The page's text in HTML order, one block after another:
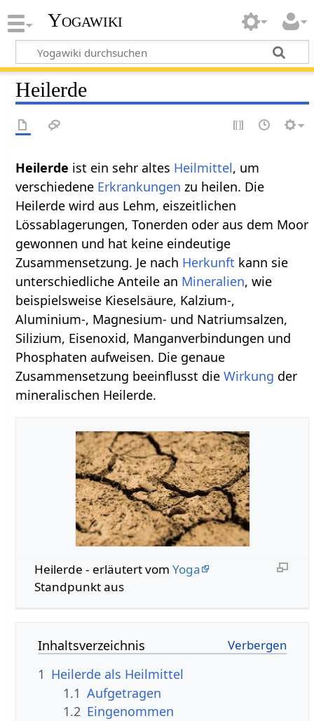
Yogawiki
Heilerde
Heilerde ist ein sehr altes Heilmittel, um
verschiedene Erkrankungen zu heilen. Die
Heilerde wird aus Lehm, eiszeitlichen
Lössablagerungen, Tonerden oder aus dem Moor
gewonnen und hat keine eindeutige
Zusammensetzung. Je nach Herkunft kann sie
unterschiedliche Anteile an Mineralien, wie
beispielsweise Kieselsäure, Kalzium-,
Aluminium-, Magnesium- und Natriumsalzen,
Silizium, Eisenoxid, Manganverbindungen und
Phosphaten aufweisen. Die genaue
Zusammensetzung beeinflusst dieWirkung der
mineralischen Heilerde.
Heilerde - erläutert vom Yoga
Standpunkt aus
Inhaltsverzeichnis
1 Heilerde als Heilmittel
1.1 Aufgetragen
1.2 Eingenommen